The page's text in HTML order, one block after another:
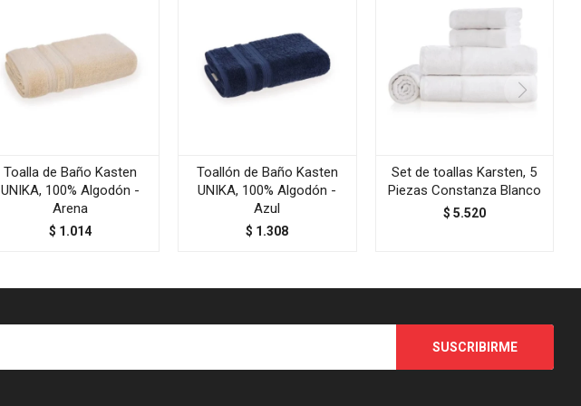
Toalla de Baño Kasten
UNIKA, 100% Algodón -
Arena
$ 1.014
Toallón de Baño Kasten
UNIKA, 100% Algodón -
Azul
$ 1.308
Set de toallas Karsten, 5
Piezas Constanza Blanco
$ 5.520
SUSCRIBIRME